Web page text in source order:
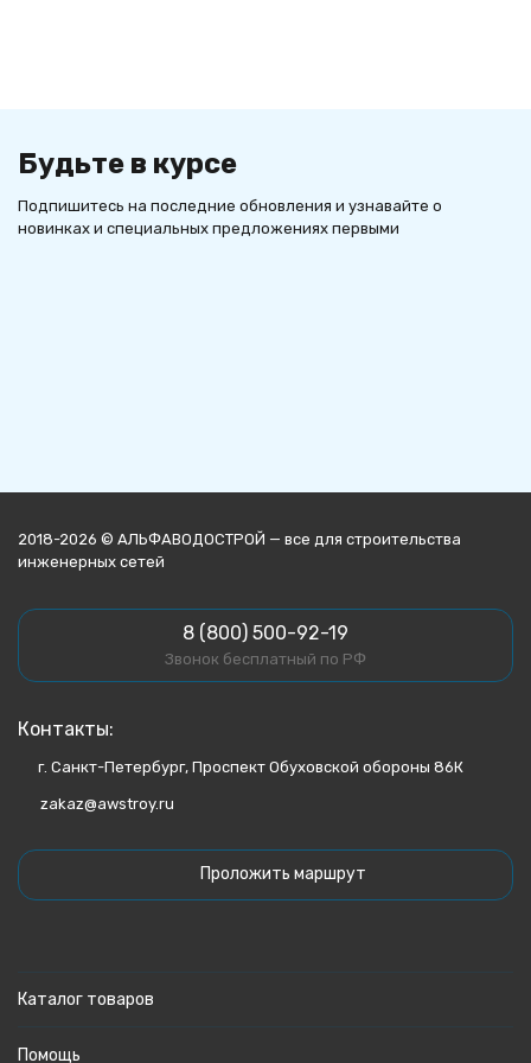
Будьте в курсе
Подпишитесь на последние обновления и узнавайте о
новинках и специальных предложениях первыми
2018-2026 © АЛЬФАВОДОСТРОЙ — все для строительства
инженерных сетей
8 (800) 500-92-19
Звонок бесплатный по РФ
Контакты:
г. Санкт-Петербург, Проспект Обуховской обороны 86К
zakaz@awstroy.ru
Проложить маршрут
Каталог товаров
Помощь